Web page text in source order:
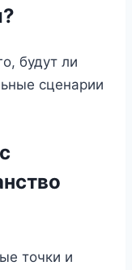
будут ли
сценарии
точки и